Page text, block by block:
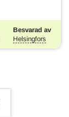
Besvarad av
Helsingfors